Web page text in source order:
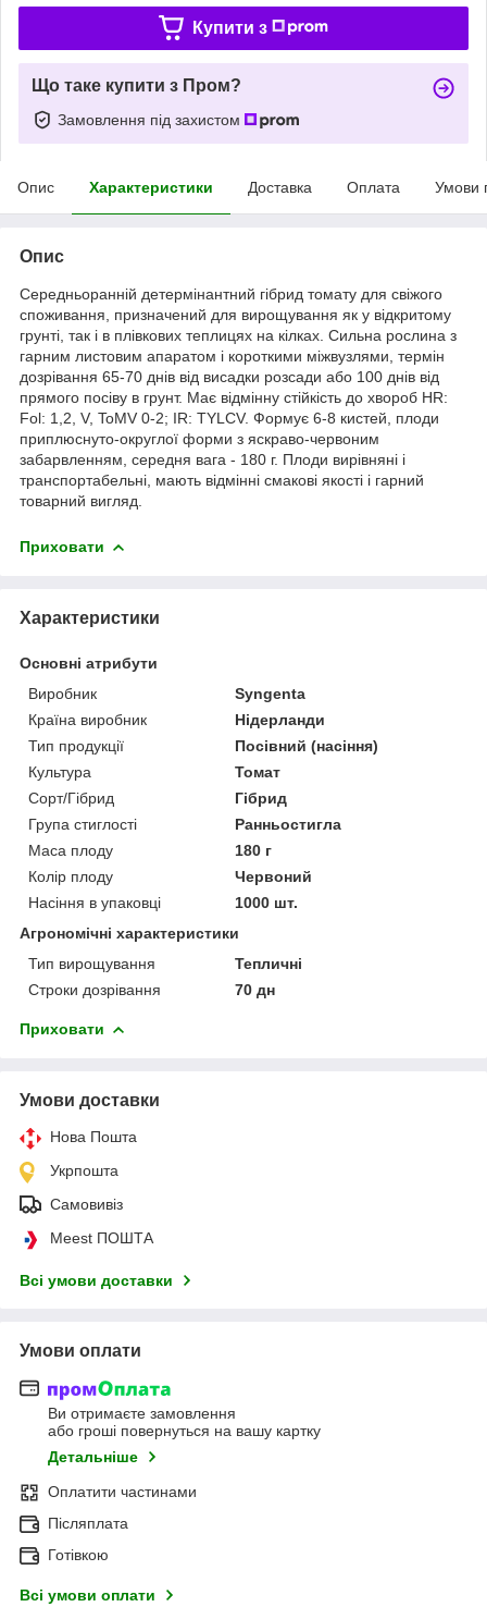
Купити з
Що таке купити з Пром?
Замовлення під захистом
Опис Характеристики Доставка Оплата Умови
Опис
Середньоранній детермінантний гібрид томату для свіжого
споживання, призначений для вирощування як у відкритому
грунті, так і в плівкових теплицях на кілках. Сильна рослина з
гарним листовим апаратом і короткими міжвузлями, термін
дозрівання 65-70 днів від висадки розсади або 100 днів від
прямого посіву в грунт. Має відмінну стійкість до хвороб HR:
Fol: 1,2, V, ToMV 0-2; IR: TYLCV. Формує 6-8 кистей, плоди
приплюснуто-округлої форми з яскраво-червоним
забарвленням, середня вага - 180 г. Плоди вирівняні і
транспортабельні, мають відмінні смакові якості і гарний
товарний вигляд.
Приховати
Характеристики
Основні атрибути
Виробник
Syngenta
Країна виробник
Нідерланди
Тип продукції
Посівний (насіння)
Культура
Томат
Сорт/Гібрид
Гібрид
Група стиглості
Ранньостигла
Маса плоду
180 г
Колір плоду
Червоний
Насіння в упаковці
1000 шт.
Агрономічні характеристики
Тип вирощування
Тепличні
Строки дозрівання
70 дн
Приховати
Умови доставки
Нова Пошта
Укрпошта
Самовивіз
Meest ПОШТА
Всі умови доставки
Умови оплати
Ви отримаєте замовлення
або гроші повернуться на вашу картку
Детальніше
Оплатити частинами
Післяплата
Готівкою
Всі умови оплати